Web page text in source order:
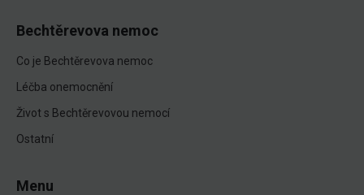
Bechtěrevova nemoc
Co je Bechtěrevova nemoc
Léčba onemocnění
Život s Bechtěrevovou nemocí
Ostatní
Menu